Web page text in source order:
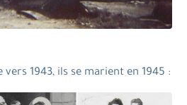
1943, ils se marient en 1945 :